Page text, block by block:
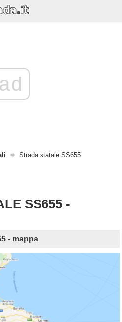
ad
Strada statale SS655
SS655 -
- mappa